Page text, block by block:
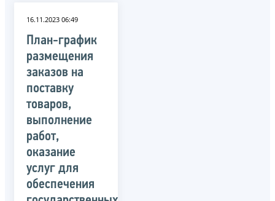
16.11.2023 06:49
План-график
размещения
заказов на
поставку
товаров,
выполнение
работ,
оказание
услуг для
обеспечения